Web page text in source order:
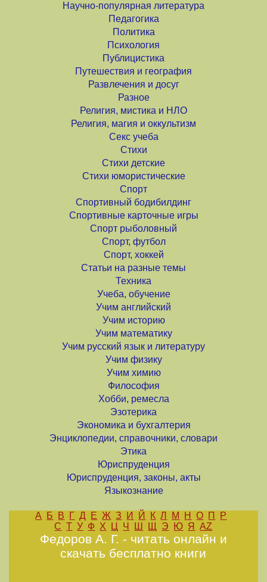
Научно-популярная литература
Педагогика
Политика
Психология
Публицистика
Путешествия и география
Развлечения и досуг
Разное
Религия, мистика и НЛО
Религия, магия и оккультизм
Секс учеба
Стихи
Стихи детские
Стихи юмористические
Спорт
Спортивный бодибилдинг
Спортивные карточные игры
Спорт рыболовный
Спорт, футбол
Спорт, хоккей
Статьи на разные темы
Техника
Учеба, обучение
Учим английский
Учим историю
Учим математику
Учим русский язык и литературу
Учим физику
Учим химию
Философия
Хобби, ремесла
Эзотерика
Экономика и бухгалтерия
Энциклопедии, справочники, словари
Этика
Юриспруденция
Юриспруденция, законы, акты
Языкознание
А Б В Г Д Е Ж З И Й К Л М Н О П
Р
С Т У Ф Х Ц Ч Ш Щ Э Ю Я AZ
Федоров А. Г. - читать онлайн и
скачать бесплатно книги